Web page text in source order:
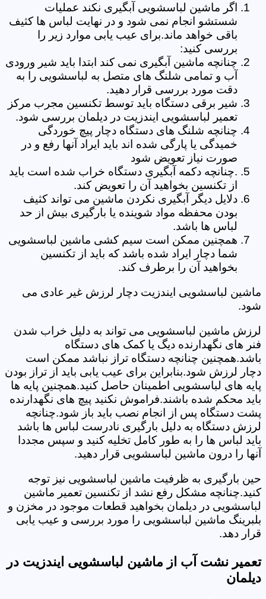
اگر ماشین لباسشویی آبگیری نکند عملیات
شستشو انجام نمی شود و در نهایت لباس ها کثیف
باقی خواهد ماند.برای عیب یابی موارد زیر را
بررسی کنید:
چنانچه ماشین آبگیری نمی کند ابتدا باید شیر ورودی
آب و تمامی شلنگ های متصل به لباسشویی را به
دقت مورد بررسی قرار دهید.
شیر برقی دستگاه باید توسط تکنسین مجرب مرکز
تعمیر لباسشویی ایندزیت در دیلمان بررسی شود.
چنانچه شلنگ های دستگاه دچار پیچ خوردگی
خمیدگی یا پارگی شده اند باید ایراد آنها رفع و در
صورت نیاز تعویض شود
.چنانچه دکمه آبگیری دستگاه خراب شده است باید
از تکنسین بخواهید آن را تعویض کند.
دلایل دیگر آبگیری نکردن ماشین می تواند کثیف
بودن محفظه مواد شوینده یا بارگیری بیش از حد
لباس ها باشد.
همچنین ممکن است سیم کشی ماشین لباسشویی
شما دچار ایراد شده باشد که باید از تکنسین
بخواهید آن را برطرف کند.
ماشین لباسشویی ایندزیت دچار لرزش غیر عادی می
شود.
لرزش ماشین لباسشویی می تواند به دلیل خراب شدن
فنر های نگهدارنده دیگ یا کمک های دستگاه
باشد.همچنین چنانچه دستگاه تراز نباشد ممکن است
دچار لرزش شود.بنابراین برای عیب یابی باید از تراز بودن
پایه های لباسشویی اطمینان حاصل کنید.همچنین پایه ها
باید محکم شده باشند.فراموش نکنید پیچ های نگهدارنده
پشت دستگاه پس از انجام نصب باید باز شود.چنانچه
لرزش دستگاه به دلیل بارگیری نادرست لباس ها باشد
باید لباس ها را به طور کامل تخلیه کنید و سپس مجددا
آنها را درون ماشین لباسشویی قرار دهید.
حین بارگیری به ظرفیت ماشین لباسشویی نیز توجه
کنید.چنانچه مشکل رفع نشد از تکنسین تعمیر ماشین
لباسشویی در دیلمان بخواهید قطعات موجود در مخزن و
بلبرینگ ماشین لباسشویی را مورد بررسی و عیب یابی
قرار دهد.
تعمیر نشت آب از ماشین لباسشویی ایندزیت در
دیلمان